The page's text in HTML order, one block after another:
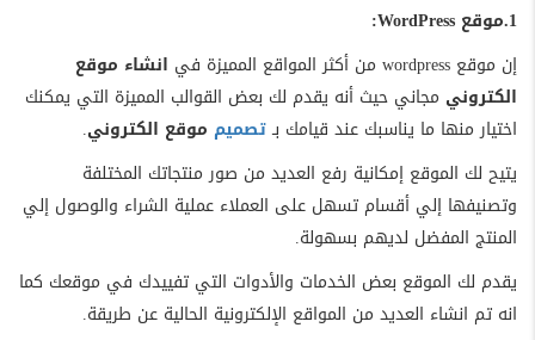
1.موقع WordPress:
إن موقع wordpress من أكثر المواقع المميزة في
انشاء موقع
الكتروني مجاني حيث أنه يقدم لك بعض القوالب المميزة التي يمكنك
اختيار منها ما يناسبك عند قيامك بـتصميم موقع الكتروني.
يتيح لك الموقع إمكانية رفع العديد من صور منتجاتك المختلفة
وتصنيفها إلي أقسام تسهل على العملاء عملية الشراء والوصول إلي
المنتج المفضل لديهم بسهولة.
يقدم لك الموقع بعض الخدمات والأدوات التي تفييدك في موقعك كما
انه تم انشاء العديد من المواقع الإلكترونية الحالية عن طريقة.